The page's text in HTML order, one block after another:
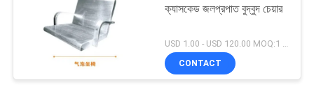
ক্যাসকেড জলপ্রপাত বুদ্বুদ চেয়ার
USD 1.00 - USD 120.00 MOQ:1 সেট
CONTACT